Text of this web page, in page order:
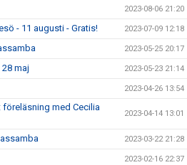
2023-08-06 21:20
- 11 augusti - Gratis! 2023-07-09 12:18
2023-05-25 20:17
maj 2023-05-23 21:14
2023-04-26 13:54
med Cecilia
2023-04-14 13:01
2023-03-22 21:28
2023-02-16 22:37